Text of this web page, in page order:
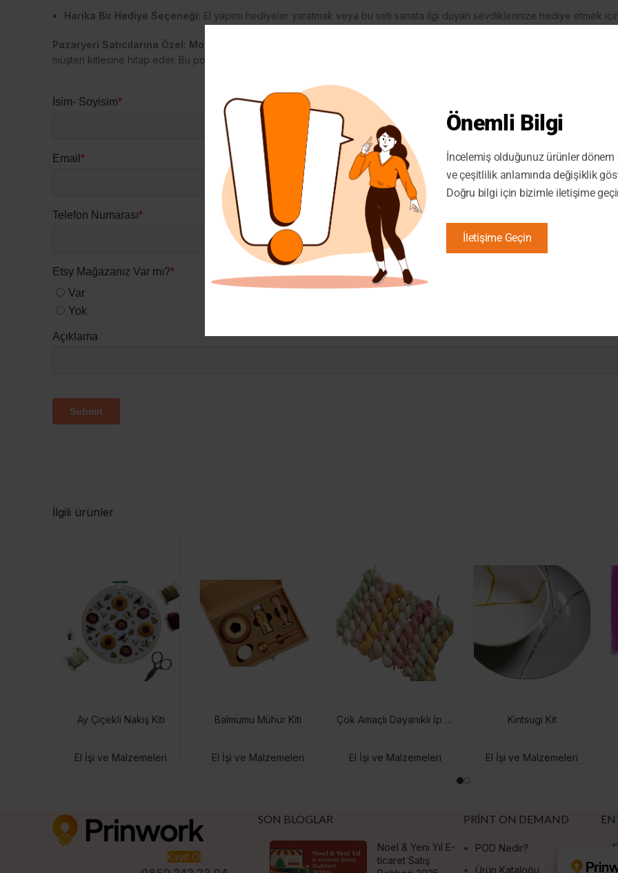
Harika Bir Hediye Seçeneği: El yapımı hediyeler yaratmak veya bu seti sanata ilgi duyan sevdiklerinize hediye etmek
Pazaryeri Satıcılarına Özel: Mozaik Bardak Altlığı Kiti
, pazaryeri mağaza sahipleri için mükemmel bir üründür.
müşteri kitlesine hitap eder. Bu popüler ürünü mağazalarınıza ekleyerek müşteri memnuniyetini artırabilir ve satışlarınızı
İlgili ürünler
Ay Çiçekli Nakış Kiti
El İşi ve Malzemeleri
Balmumu Mühür Kiti
El İşi ve Malzemeleri
Çok Amaçlı Dayanıklı İp Seti
El İşi ve Malzemeleri
Kintsugi Kit
El İşi ve Malzemeleri
Kayıt Ol
SON BLOGLAR
Noel & Yeni Yıl E-
ticaret Satış
PRINT ON DEMAND
POD Nedir?
Ürün Kataloğu
Önemli Bilgi
İncelemiş olduğunuz ürünler dönem
ve çeşitlilik anlamında değişiklik
Doğru bilgi için bizimle iletişime
İletişime Geçin